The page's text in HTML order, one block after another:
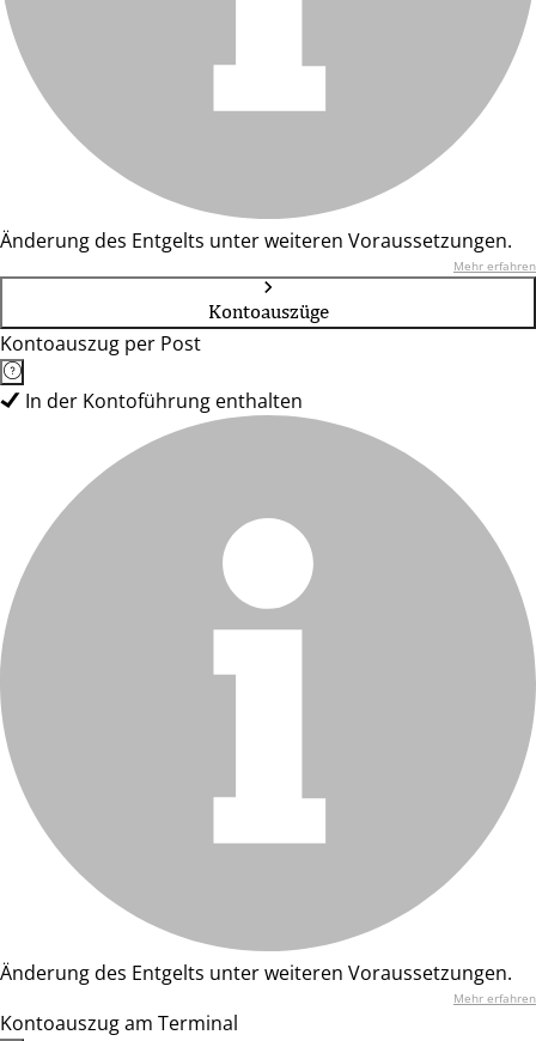
Änderung des Entgelts unter weiteren Voraussetzungen.
Mehr erfahren
Kontoauszüge
Kontoauszug per Post
In der Kontoführung enthalten
Änderung des Entgelts unter weiteren Voraussetzungen.
Mehr erfahren
Kontoauszug am Terminal